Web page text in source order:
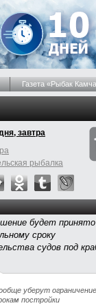
Газета «Рыбак
завтра
рыбалка
будет
сроку
судов под
уберут
постройки